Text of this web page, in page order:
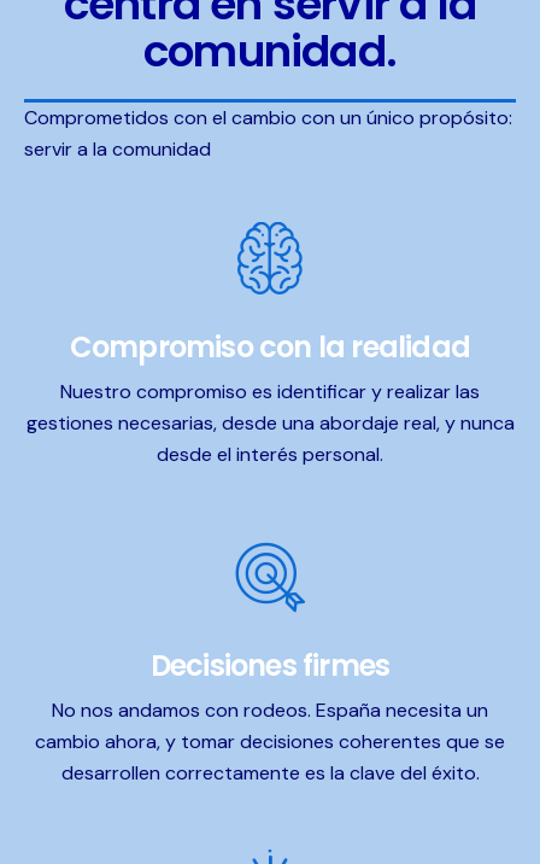
comunidad.
Comprometidos con el cambio con un único propósito:
servir a la comunidad
Compromiso con la realidad
Nuestro compromiso es identificar y realizar las
gestiones necesarias, desde una abordaje real, y nunca
desde el interés personal.
Decisiones firmes
No nos andamos con rodeos. España necesita un
cambio ahora, y tomar decisiones coherentes que se
desarrollen correctamente es la clave del éxito.